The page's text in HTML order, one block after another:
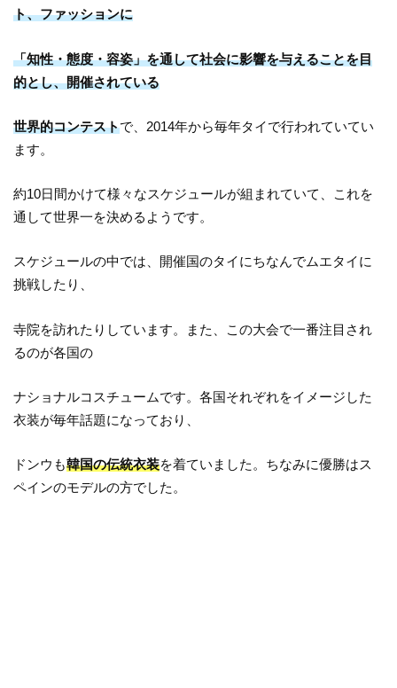
ト、ファッションに
「知性・態度・容姿」を通して社会に影響を与えることを目
的とし、開催されている
世界的コンテストで、2014年から毎年タイで行われていてい
ます。
約10日間かけて様々なスケジュールが組まれていて、これを
通して世界一を決めるようです。
スケジュールの中では、開催国のタイにちなんでムエタイに
挑戦したり、
寺院を訪れたりしています。また、この大会で一番注目され
るのが各国の
ナショナルコスチュームです。各国それぞれをイメージした
衣装が毎年話題になっており、
ドンウも韓国の伝統衣装を着ていました。ちなみに優勝はス
ペインのモデルの方でした。